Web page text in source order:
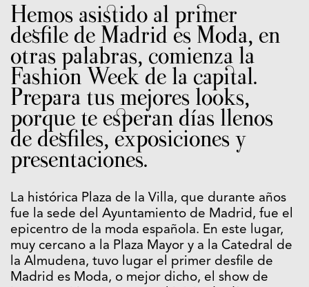
Hemos asistido al primer
desfile de Madrid es Moda, en
otras palabras, comienza la
Fashion Week de la capital.
Prepara tus mejores looks,
porque te esperan días llenos
de desfiles, exposiciones y
presentaciones.
La histórica Plaza de la Villa, que durante años
fue la sede del Ayuntamiento de Madrid, fue el
epicentro de la moda española. En este lugar,
muy cercano a la Plaza Mayor y a la Catedral de
la Almudena, tuvo lugar el primer desfile de
Madrid es Moda, o mejor dicho, el show de